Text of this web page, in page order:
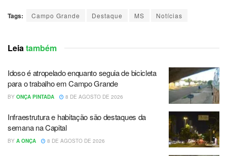
Tags: Campo Grande Destaque MS Notícias
Leiatambém
Idoso é atropelado enquanto seguia de bicicleta
para o trabalho em Campo Grande
BY ONÇA PINTADA 8 DE AGOSTO DE 2026
Infraestrutura e habitação são destaques da
semana na Capital
BY A ONÇA 8 DE AGOSTO DE 2026